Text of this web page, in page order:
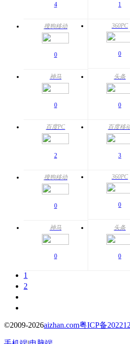
4 1
搜狗移动
0
360PC
0
神马
0
头条
0
百度PC
2
百度移
3
搜狗移动
0
360PC
0
神马
0
头条
0
1
2
©2009-2026aizhan.com粤ICP备